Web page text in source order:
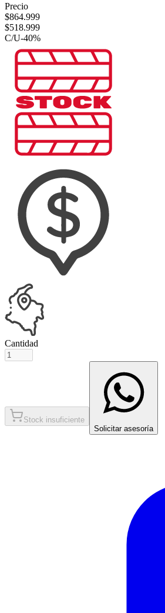
Precio
$864.999
$518.999
C/U-40%
Cantidad
Stock insuficiente
Solicitar asesoría